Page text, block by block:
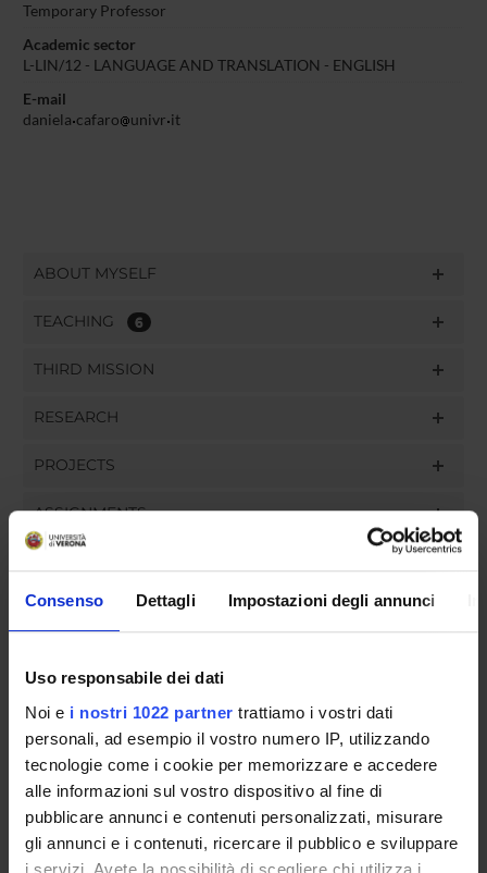
Consenso Dettagli Impostazioni degli annunci
Uso responsabile dei dati
Noi e i nostri 1022 partner trattiamo i vostri dati
personali, ad esempio il vostro numero IP, utilizzando
tecnologie come i cookie per memorizzare e accedere
alle informazioni sul vostro dispositivo al fine di
pubblicare annunci e contenuti personalizzati, misurare
gli annunci e i contenuti, ricercare il pubblico e sviluppare
i servizi. Avete la possibilità di scegliere chi utilizza i
Temporary Professor
Academic sector
L-LIN/12 - LANGUAGE AND TRANSLATION - ENGLISH
E-mail
daniela cafaro univr it
ABOUT MYSELF
TEACHING 6
THIRD MISSION
RESEARCH
PROJECTS
ASSIGNMENTS
ORGANISATION
GOVERNANCE
DEPARTMENT ADMINISTRATION OFFICES
STUDENT ADMINISTRATION OFFICES